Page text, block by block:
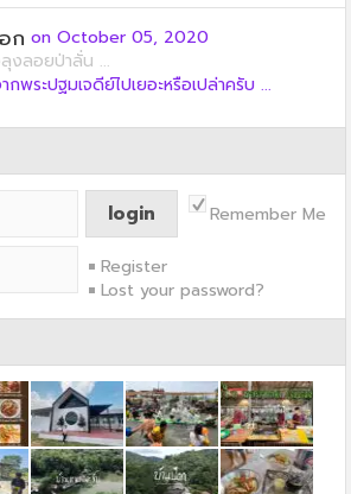
ก on October 05, 2020
งลอยป่าลั่น ...
กพระปฐมเจดีย์ไปเยอะหรือเปล่าครับ ...
Remember Me
Register
Lost your password?